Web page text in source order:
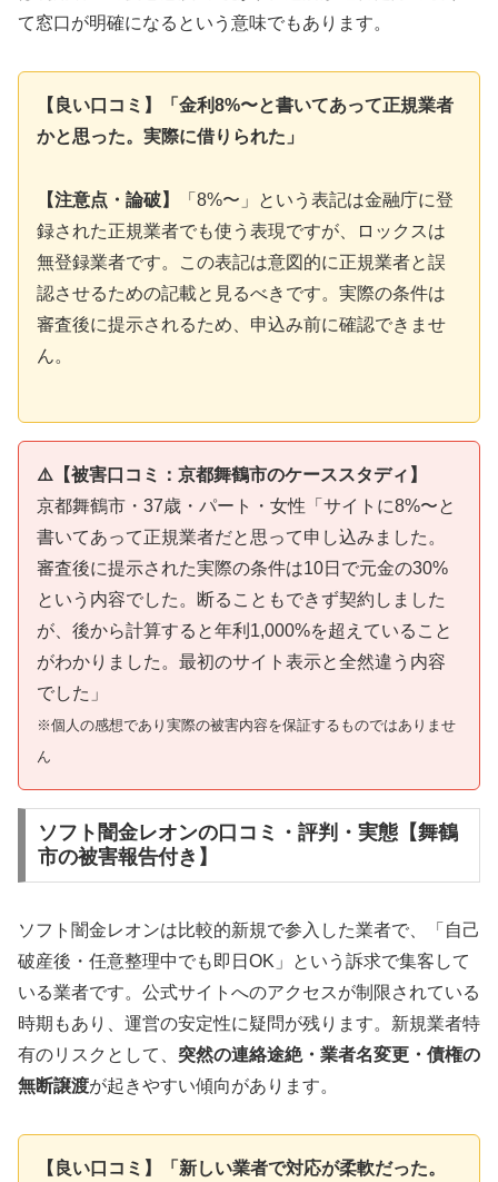
て窓口が明確になるという意味でもあります。
【良い口コミ】「金利8%〜と書いてあって正規業者
かと思った。実際に借りられた」
【注意点・論破】
「8%〜」という表記は金融庁に登
録された正規業者でも使う表現ですが、ロックスは
無登録業者です。この表記は意図的に正規業者と誤
認させるための記載と見るべきです。実際の条件は
審査後に提示されるため、申込み前に確認できませ
ん。
⚠️【被害口コミ：京都舞鶴市のケーススタディ】
京都舞鶴市・37歳・パート・女性「サイトに8%〜と
書いてあって正規業者だと思って申し込みました。
審査後に提示された実際の条件は10日で元金の30%
という内容でした。断ることもできず契約しました
が、後から計算すると年利1,000%を超えていること
がわかりました。最初のサイト表示と全然違う内容
でした」
※個人の感想であり実際の被害内容を保証するものではありませ
ん
ソフト闇金レオンの口コミ・評判・実態【舞鶴
市の被害報告付き】
ソフト闇金レオンは比較的新規で参入した業者で、「自己
破産後・任意整理中でも即日OK」という訴求で集客して
いる業者です。公式サイトへのアクセスが制限されている
時期もあり、運営の安定性に疑問が残ります。新規業者特
有のリスクとして、 突然の連絡途絶・業者名変更・債権の
無断譲渡が起きやすい傾向があります。
【良い口コミ】「新しい業者で対応が柔軟だった。